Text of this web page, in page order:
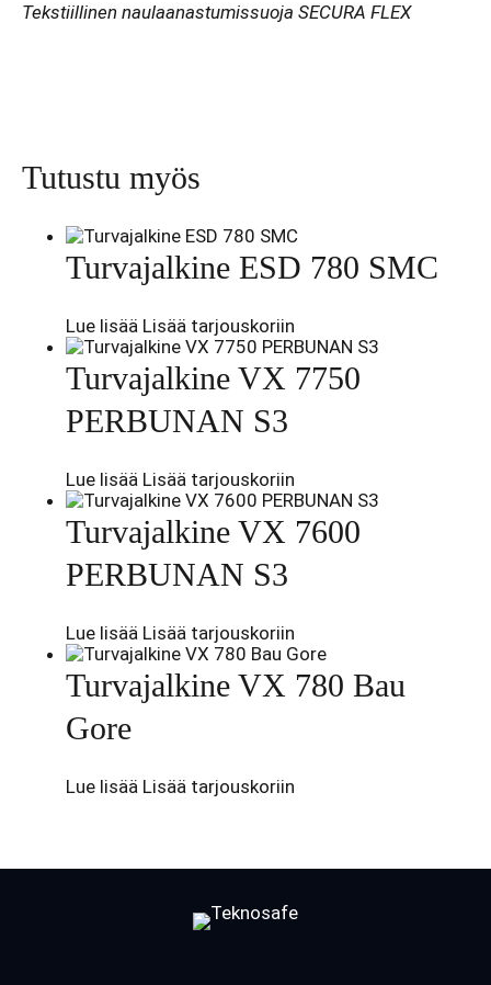
Tekstiillinen naulaanastumissuoja SECURA FLEX
Tutustu myös
Turvajalkine ESD 780 SMC
Lue lisää Lisää tarjouskoriin
Turvajalkine VX 7750
PERBUNAN S3
Lue lisää Lisää tarjouskoriin
Turvajalkine VX 7600
PERBUNAN S3
Lue lisää Lisää tarjouskoriin
Turvajalkine VX 780 Bau
Gore
Lue lisää Lisää tarjouskoriin